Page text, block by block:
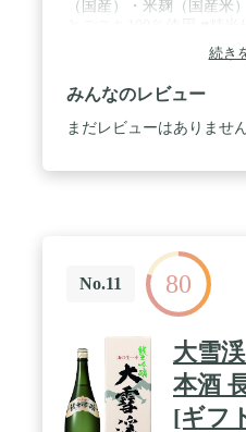
（国産）・米麹（国産米
+2 ■酸度：1.6 ■度数：続き
みんなのレビュー
まだレビューはありませ
No.11 80
大雪
本酒
[ギフ